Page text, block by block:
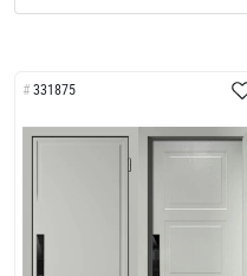
331875